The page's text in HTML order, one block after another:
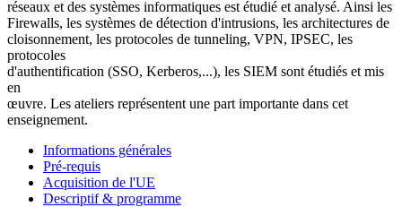
réseaux et des systèmes informatiques est étudié et analysé. Ainsi les
Firewalls, les systèmes de détection d'intrusions, les architectures de
cloisonnement, les protocoles de tunneling, VPN, IPSEC, les
protocoles
d'authentification (SSO, Kerberos,...), les SIEM sont étudiés et mis
en
œuvre. Les ateliers représentent une part importante dans cet
enseignement.
Informations générales
Pré-requis
Acquisition de l'UE
Descriptif & programme